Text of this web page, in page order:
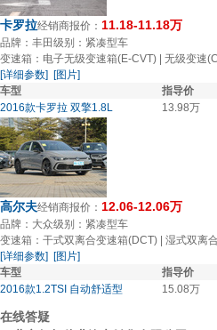
卡罗拉经销商报价： 11.18-11.18万
品牌：丰田级别：紧凑型车
变速箱：电子无级变速箱(E-CVT) | 无级变速
[详细参数] [图片]
车型
指导价
2016款卡罗拉 双擎1.8L
13.98万
高尔夫经销商报价： 12.06-12.06万
品牌：大众级别：紧凑型车
变速箱：干式双离合变速箱(DCT) | 湿式双离
[详细参数] [图片]
车型
指导价
2016款1.2TSI 自动舒适型
15.08万
在线答疑